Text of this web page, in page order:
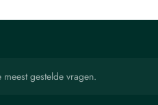
gestelde vragen.